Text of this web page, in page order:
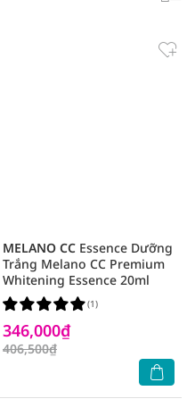
MELANO CC Essence Dưỡng
Trắng Melano CC Premium
Whitening Essence 20ml
346,000₫
406,500₫
(1)